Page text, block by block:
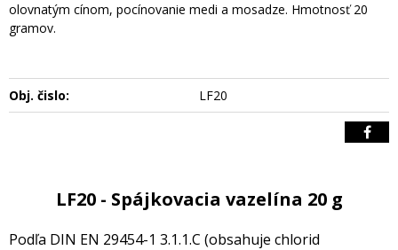
olovnatým cínom, pocínovanie medi a mosadze. Hmotnosť 20
gramov.
Obj. čislo: LF20
LF20 - Spájkovacia vazelína 20 g
Podľa DIN EN 29454-1 3.1.1.C (obsahuje chlorid